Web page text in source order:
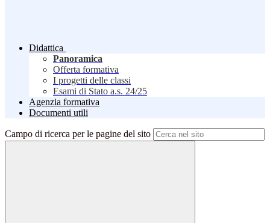
Didattica
Panoramica
Offerta formativa
I progetti delle classi
Esami di Stato a.s. 24/25
Agenzia formativa
Documenti utili
Campo di ricerca per le pagine del sito